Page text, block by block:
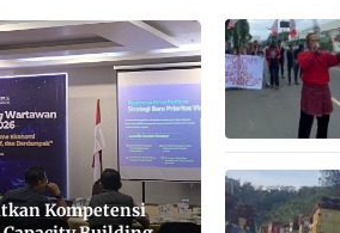
Kompetensi